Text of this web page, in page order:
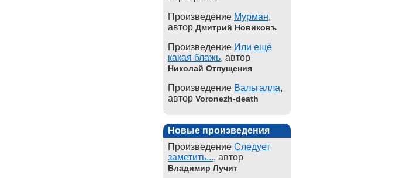
Произведение Мурман,
автор Дмитрий Новиковъ
Произведение Или ещё
какая блажь, автор
Николай Отпущения
Произведение Вальгалла,
автор Voronezh-death
Новые произведения
Произведение Следует
заметить..., автор
Владимир Лучит